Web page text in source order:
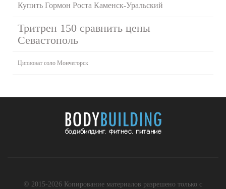
Купить Гормон Роста Каменск-Уральский
Тритрен 150 сравнить цены
Севастополь
Ципионат соло Мончегорск
© 2015-2026 Копирование материалов разрешено только с